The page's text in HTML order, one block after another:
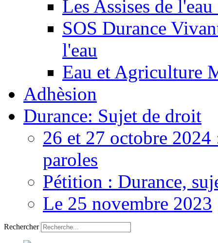
Les Assises de
SOS Durance
l'eau
Eau et Agriculture
Adhèsion
Durance: Sujet de droit
26 et 27 octobre 2024
paroles
Pétition : Durance,
Le 25 novembre 2023
Rechercher